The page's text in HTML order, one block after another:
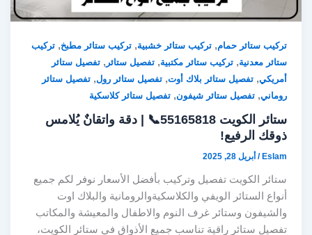
تركيب ستائر حمام,تركيب ستائر خشبية,تركيب ستائر مطبخ,تركيب
ستائر معدنية,تركيب ستائر مكتبية,تفصيل ستائر,تفصيل ستائر
أمريكي,تفصيل ستائر بلاك أوت,تفصيل ستائر رول,تفصيل ستائر
روماني,تفصيل ستائر شيفون,تفصيل ستائر كلاسكية
ستائر الكويت 55165818📞 | دقة واتقانٌ يُلامس
ذوقك الرفيع!
Eslam
/أبريل 28, 2025
ستائر الكويت تفصيل وتركيب بأفضل الأسعار نوفر لكم جميع
أنواع الستائر الويفي والكلاسكيةوالرومانية والبلاك اوت
والشيفون وستائر غرف النوم والاطفال والمعيشة والمكاتب
تفصيل ستائر راقية تناسب جميع الأذواق في ستائر الكويت،